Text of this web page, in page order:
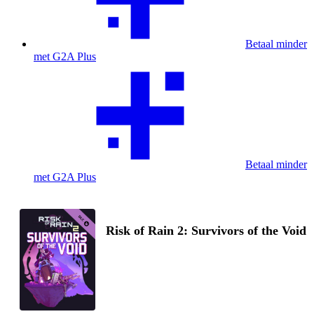
Betaal minder
met G2A Plus
Betaal minder
met G2A Plus
Risk of Rain 2: Survivors of the Void